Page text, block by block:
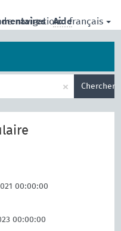
de navigation: français
Aide
× Chercher
00:00:00
00:00:00